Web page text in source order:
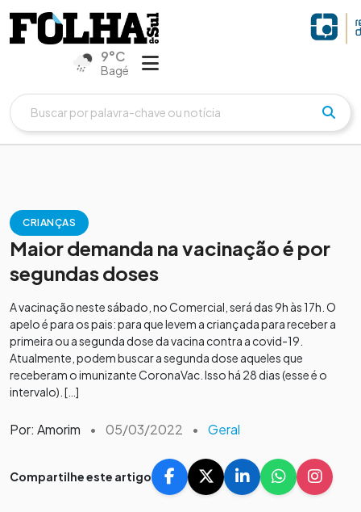
9°C
Bagé
CRIANÇAS
Maior demanda na vacinação é por
segundas doses
A vacinação neste sábado, no Comercial, será das 9h às 17h. O
apelo é para os pais: para que levem a criançada para receber a
primeira ou a segunda dose da vacina contra a covid-19.
Atualmente, podem buscar a segunda dose aqueles que
receberam o imunizante CoronaVac. Isso há 28 dias (esse é o
intervalo). […]
Por: Amorim • 05/03/2022 • Geral
Compartilhe este artigo